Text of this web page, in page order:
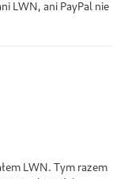
LWN, ani PayPal nie
LWN. Tym razem